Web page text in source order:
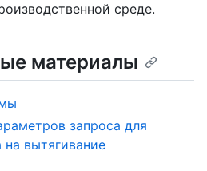
среде.
материалы
запроса для
на вытягивание